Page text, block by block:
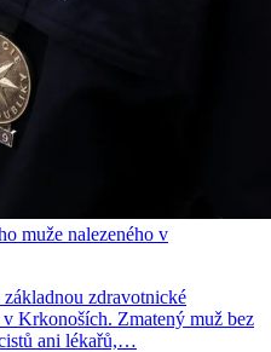
muže nalezeného v
zdravotnické
Krkonoších. Zmatený muž bez
ani lékařů,…